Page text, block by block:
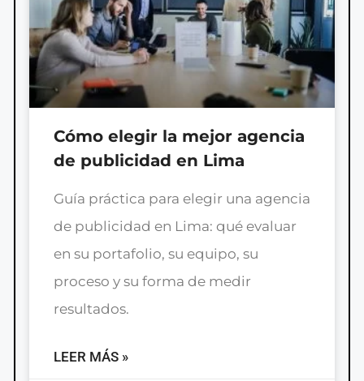
Cómo elegir la mejor agencia
de publicidad en Lima
Guía práctica para elegir una agencia
de publicidad en Lima: qué evaluar
en su portafolio, su equipo, su
proceso y su forma de medir
resultados.
LEER MÁS »